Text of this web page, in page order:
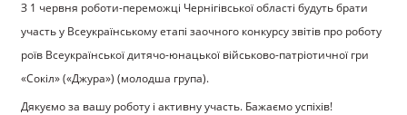
З 1 червня роботи-переможці Чернігівської області будуть брати
участь у Всеукраїнському етапі заочного конкурсу звітів про роботу
роїв Всеукраїнської дитячо-юнацької військово-патріотичної гри
«Сокіл» («Джура») (молодша група).
Дякуємо за вашу роботу і активну участь. Бажаємо успіхів!